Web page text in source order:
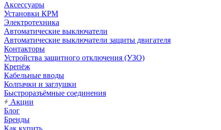
Аксессуары
Установки КРМ
Электротехника
Автоматические выключатели
Автоматические выключатели защиты двигателя
Контакторы
Устройства защитного отключения (УЗО)
Крепёж
Кабельные вводы
Колпачки и заглушки
Быстроразъёмные соединения
Акции
Блог
Бренды
Как купить